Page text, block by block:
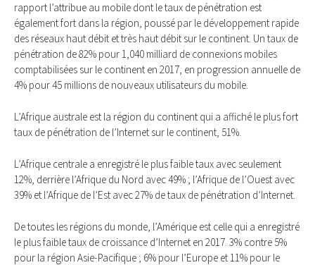
rapport l’attribue au mobile dont le taux de pénétration est
également fort dans la région, poussé par le développement rapide
des réseaux haut débit et très haut débit sur le continent. Un taux de
pénétration de 82% pour 1,040 milliard de connexions mobiles
comptabilisées sur le continent en 2017, en progression annuelle de
4% pour 45 millions de nouveaux utilisateurs du mobile.
L’Afrique australe est la région du continent qui a affiché le plus fort
taux de pénétration de l’Internet sur le continent, 51%.
L’Afrique centrale a enregistré le plus faible taux avec seulement
12%, derrière l’Afrique du Nord avec 49% ; l’Afrique de l’Ouest avec
39% et l’Afrique de l’Est avec 27% de taux de pénétration d’Internet.
De toutes les régions du monde, l’Amérique est celle qui a enregistré
le plus faible taux de croissance d’Internet en 2017. 3% contre 5%
pour la région Asie-Pacifique ; 6% pour l’Europe et 11% pour le